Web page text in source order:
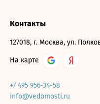
Контакты
127018, г. Москва, ул.
На карте
+7 495 956-34-58
info@vedomosti.ru